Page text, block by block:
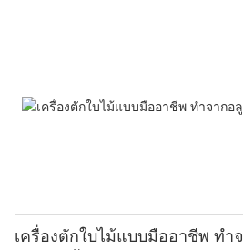
เครื่องตักใบไม้แบบมืออาชีพ ท